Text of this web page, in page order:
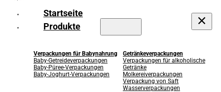
Startseite
Produkte
Verpackungen für Babynahrung
Baby-Getreideverpackungen
Baby-Püree-Verpackungen
Baby-Joghurt-Verpackungen
Getränkeverpackungen
Verpackungen für alkoholische
Getränke
Molkereiverpackungen
Verpackung von Saft
Wasserverpackungen